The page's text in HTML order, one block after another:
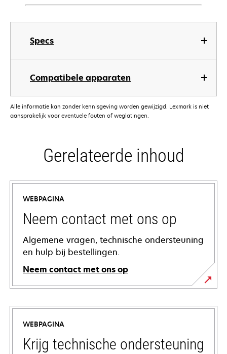
Specs
Compatibele apparaten
Alle informatie kan zonder kennisgeving worden gewijzigd. Lexmark is niet
aansprakelijk voor eventuele fouten of weglatingen.
Gerelateerde inhoud
WEBPAGINA
Neem contact met ons op
Algemene vragen, technische ondersteuning
en hulp bij bestellingen.
Neem contact met ons op
WEBPAGINA
Krijg technische ondersteuning